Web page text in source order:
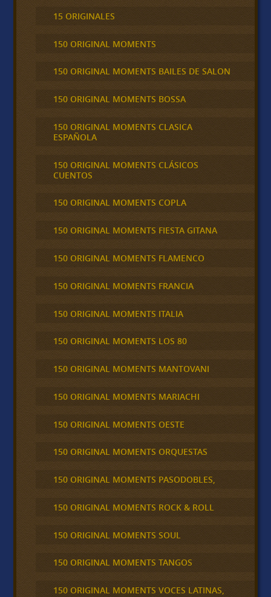
15 ORIGINALES
150 ORIGINAL MOMENTS
150 ORIGINAL MOMENTS BAILES DE SALON
150 ORIGINAL MOMENTS BOSSA
150 ORIGINAL MOMENTS CLASICA
ESPAÑOLA
150 ORIGINAL MOMENTS CLÁSICOS
CUENTOS
150 ORIGINAL MOMENTS COPLA
150 ORIGINAL MOMENTS FIESTA GITANA
150 ORIGINAL MOMENTS FLAMENCO
150 ORIGINAL MOMENTS FRANCIA
150 ORIGINAL MOMENTS ITALIA
150 ORIGINAL MOMENTS LOS 80
150 ORIGINAL MOMENTS MANTOVANI
150 ORIGINAL MOMENTS MARIACHI
150 ORIGINAL MOMENTS OESTE
150 ORIGINAL MOMENTS ORQUESTAS
150 ORIGINAL MOMENTS PASODOBLES,
150 ORIGINAL MOMENTS ROCK & ROLL
150 ORIGINAL MOMENTS SOUL
150 ORIGINAL MOMENTS TANGOS
150 ORIGINAL MOMENTS VOCES LATINAS,